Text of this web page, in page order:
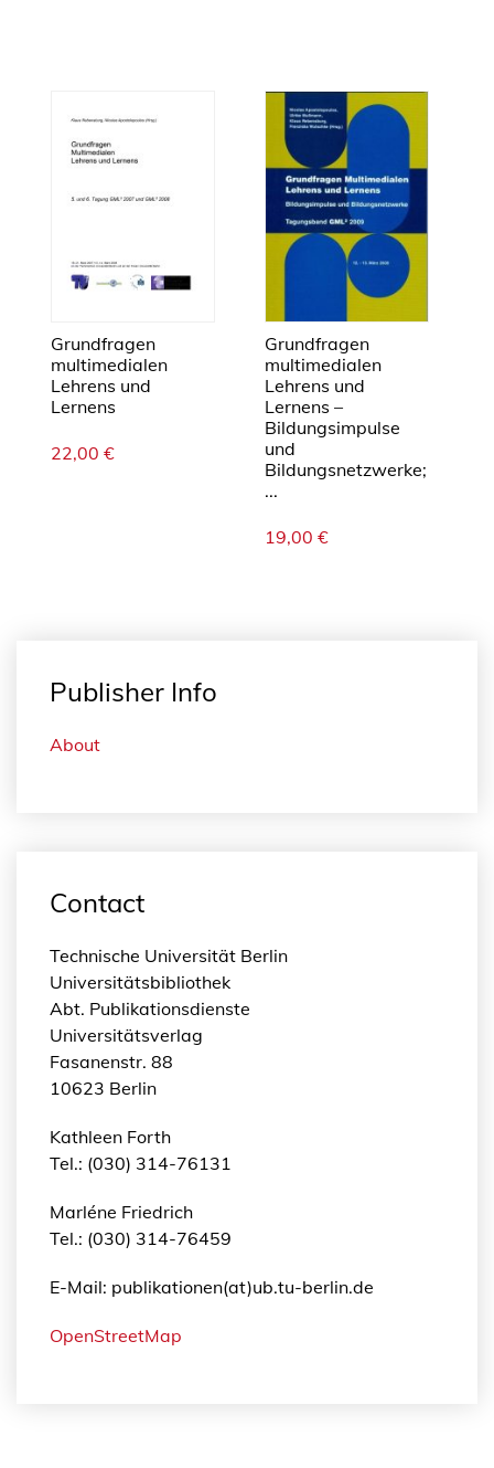
Grundfragen
multimedialen
Lehrens und
Lernens
22,00 €
Grundfragen
multimedialen
Lehrens und
Lernens –
Bildungsimpulse
und
Bildungsnetzwerke;
...
19,00 €
Publisher Info
About
Contact
Technische Universität Berlin
Universitätsbibliothek
Abt. Publikationsdienste
Universitätsverlag
Fasanenstr. 88
10623 Berlin
Kathleen Forth
Tel.: (030) 314-76131
Marléne Friedrich
Tel.: (030) 314-76459
E-Mail: publikationen(at)ub.tu-berlin.de
OpenStreetMap